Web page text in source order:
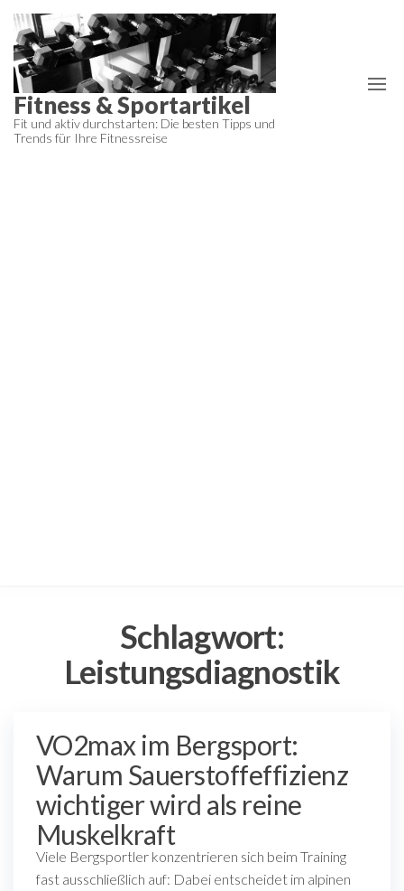
Zum
Inhalt
springen
Fitness & Sportartikel
Fit und aktiv durchstarten: Die besten Tipps und
Trends für Ihre Fitnessreise
Schlagwort:
Leistungsdiagnostik
VO2max im Bergsport:
Warum Sauerstoffeffizienz
wichtiger wird als reine
Muskelkraft
Viele Bergsportler konzentrieren sich beim Training
fast ausschließlich auf: Dabei entscheidet im alpinen